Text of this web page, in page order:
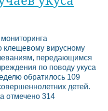
клещевому вирусному
передающимся
по поводу укуса
обратилось 109
детей.
отмечено 314